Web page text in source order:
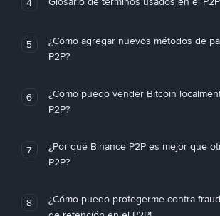
5
¿Cómo agregar nuevos métodos de
P2P?
6
¿Cómo puedo vender Bitcoin
P2P?
7
¿Por qué Binance P2P es mejor que
P2P?
8
¿Cómo puedo protegerme contra